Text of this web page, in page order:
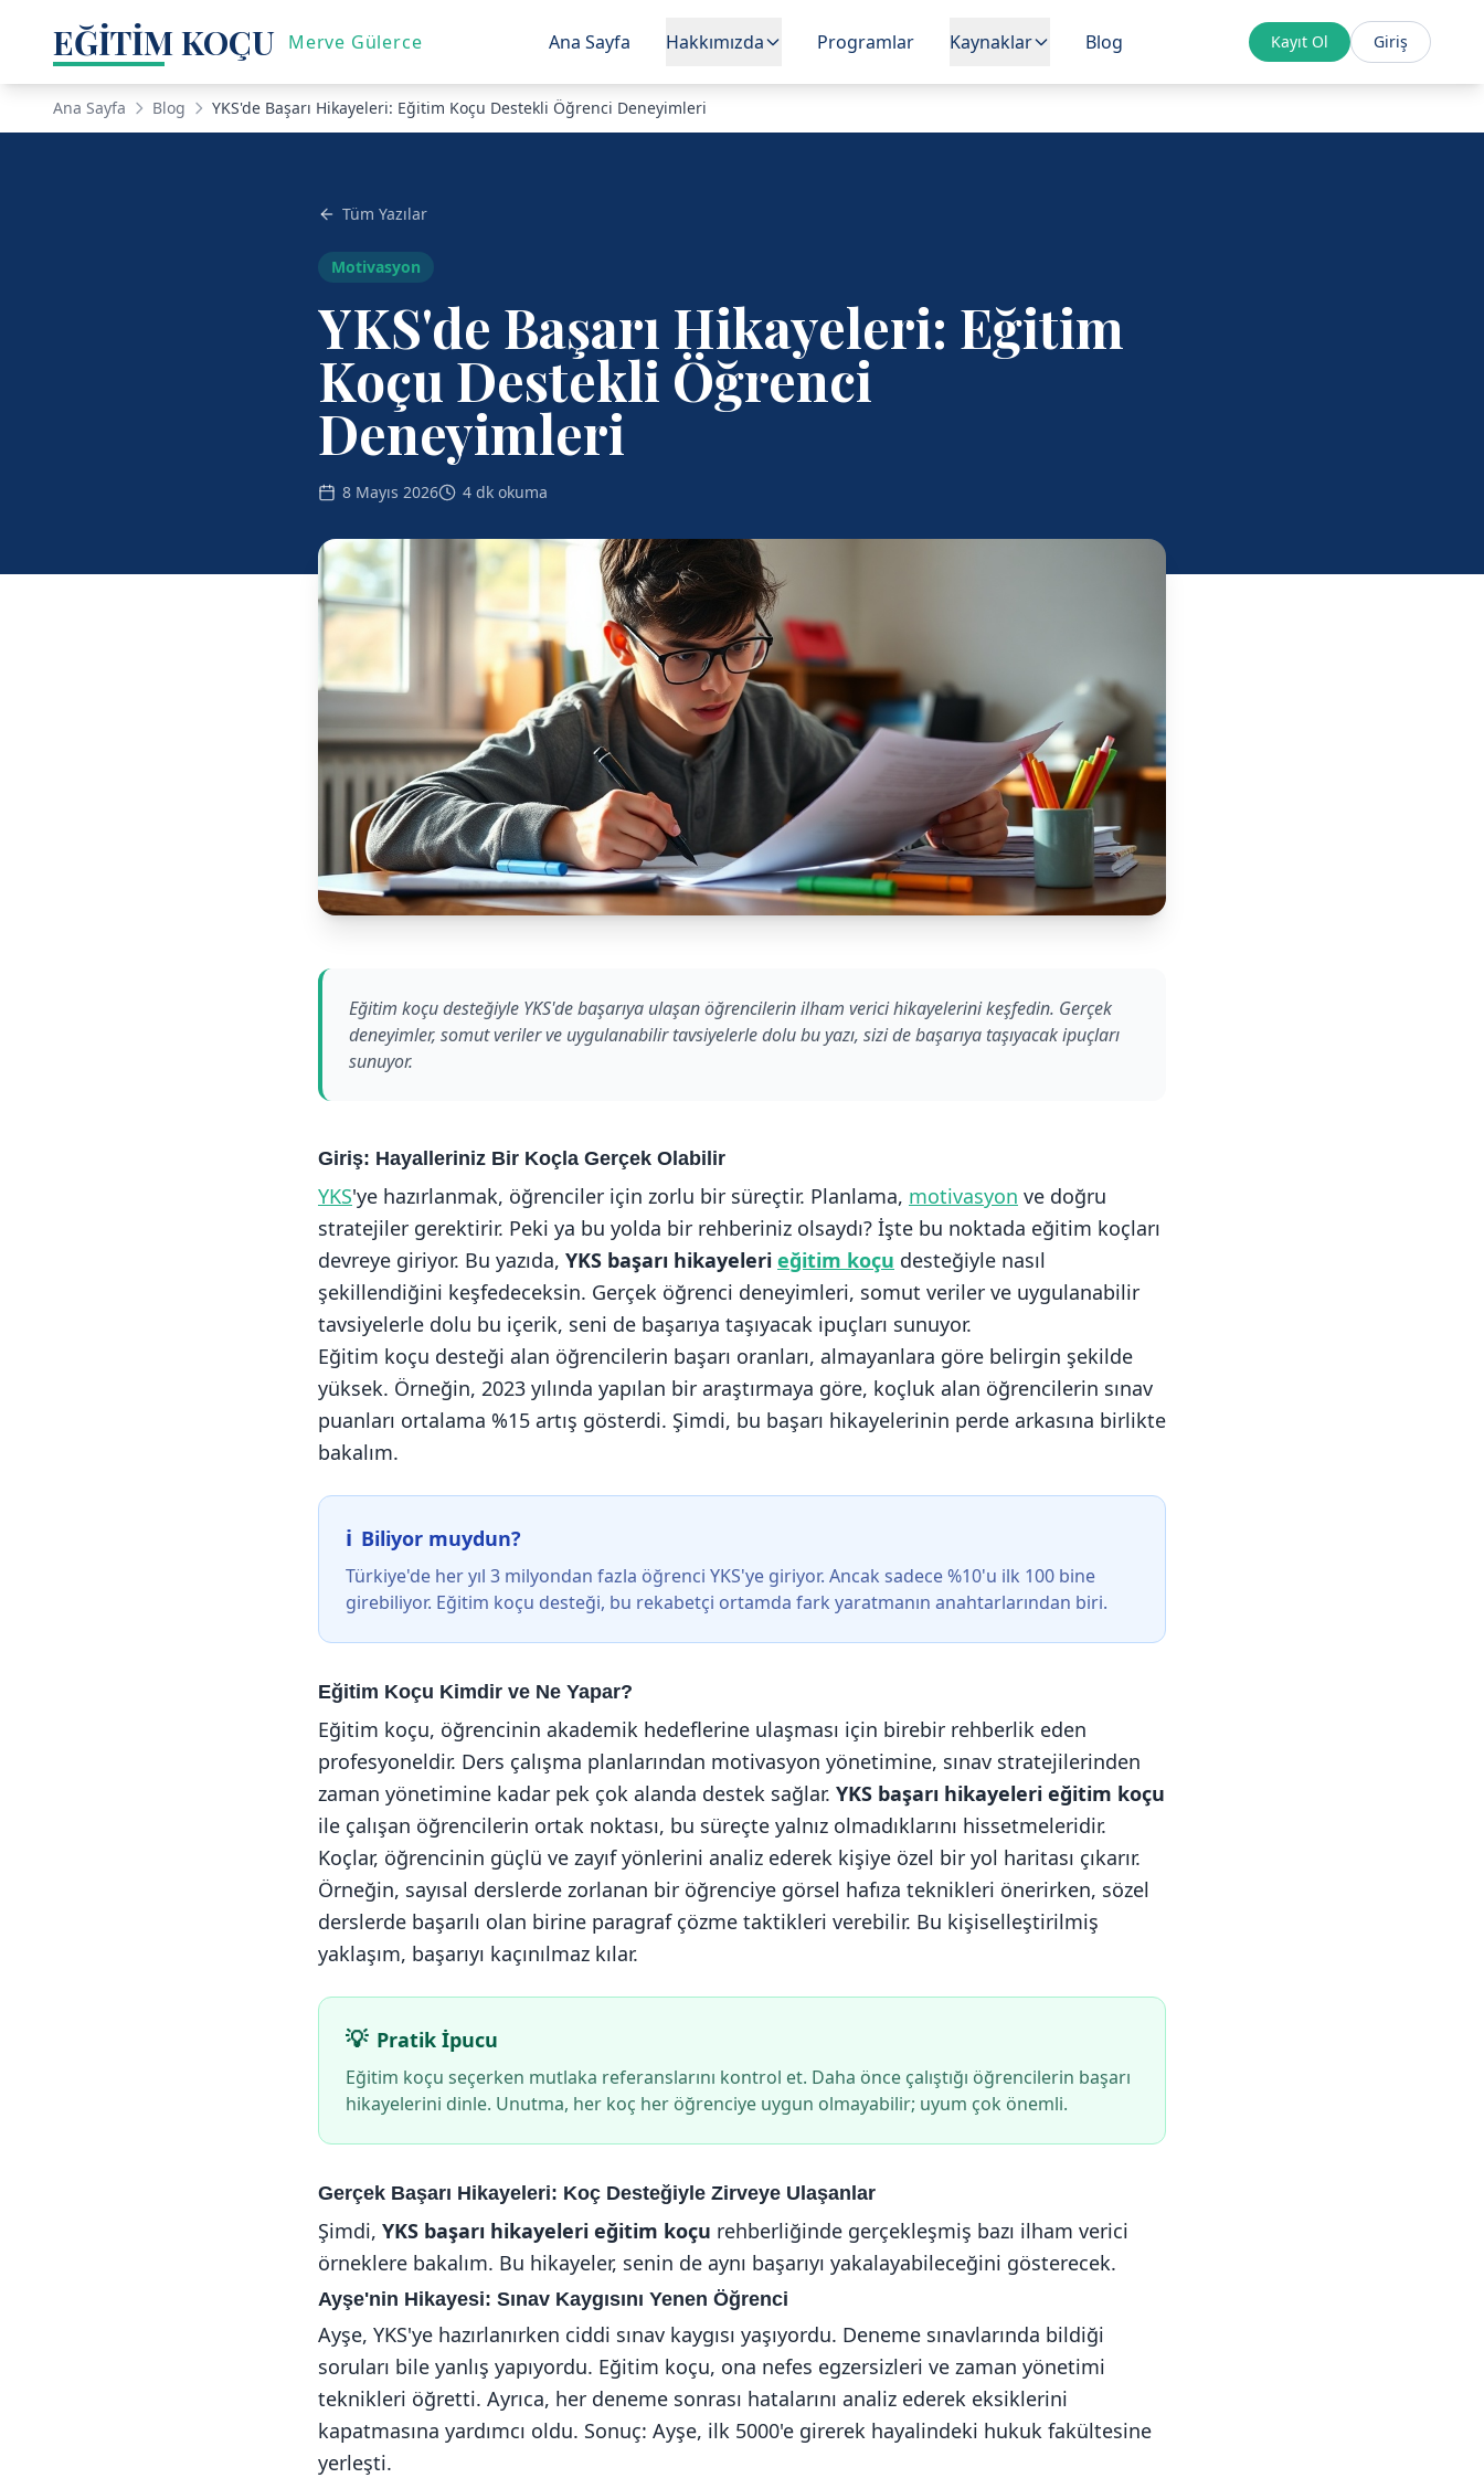
EĞİTİM KOÇU Merve Gülerce Ana Sayfa Hakkımızda Programlar Kaynaklar Blog Kayıt Ol Giriş
Ana Sayfa Blog YKS'de Başarı Hikayeleri: Eğitim Koçu Destekli Öğrenci Deneyimleri
Tüm Yazılar
Motivasyon
YKS'de Başarı Hikayeleri: Eğitim
Koçu Destekli Öğrenci
Deneyimleri
8 Mayıs 2026 4 dk okuma
Eğitim koçu desteğiyle YKS'de başarıya ulaşan öğrencilerin ilham verici hikayelerini keşfedin. Gerçek
deneyimler, somut veriler ve uygulanabilir tavsiyelerle dolu bu yazı, sizi de başarıya taşıyacak ipuçları
sunuyor.
Giriş: Hayalleriniz Bir Koçla Gerçek Olabilir
YKS'ye hazırlanmak, öğrenciler için zorlu bir süreçtir. Planlama, motivasyon ve doğru
stratejiler gerektirir. Peki ya bu yolda bir rehberiniz olsaydı? İşte bu noktada eğitim koçları
devreye giriyor. Bu yazıda, YKS başarı hikayeleri eğitim koçu desteğiyle nasıl
şekillendiğini keşfedeceksin. Gerçek öğrenci deneyimleri, somut veriler ve uygulanabilir
tavsiyelerle dolu bu içerik, seni de başarıya taşıyacak ipuçları sunuyor.
Eğitim koçu desteği alan öğrencilerin başarı oranları, almayanlara göre belirgin şekilde
yüksek. Örneğin, 2023 yılında yapılan bir araştırmaya göre, koçluk alan öğrencilerin sınav
puanları ortalama %15 artış gösterdi. Şimdi, bu başarı hikayelerinin perde arkasına birlikte
bakalım.
Biliyor muydun?
Türkiye'de her yıl 3 milyondan fazla öğrenci YKS'ye giriyor. Ancak sadece %10'u ilk 100 bine
girebiliyor. Eğitim koçu desteği, bu rekabetçi ortamda fark yaratmanın anahtarlarından biri.
Eğitim Koçu Kimdir ve Ne Yapar?
Eğitim koçu, öğrencinin akademik hedeflerine ulaşması için birebir rehberlik eden
profesyoneldir. Ders çalışma planlarından motivasyon yönetimine, sınav stratejilerinden
zaman yönetimine kadar pek çok alanda destek sağlar. YKS başarı hikayeleri eğitim koçu
ile çalışan öğrencilerin ortak noktası, bu süreçte yalnız olmadıklarını hissetmeleridir.
Koçlar, öğrencinin güçlü ve zayıf yönlerini analiz ederek kişiye özel bir yol haritası çıkarır.
Örneğin, sayısal derslerde zorlanan bir öğrenciye görsel hafıza teknikleri önerirken, sözel
derslerde başarılı olan birine paragraf çözme taktikleri verebilir. Bu kişiselleştirilmiş
yaklaşım, başarıyı kaçınılmaz kılar.
Pratik İpucu
Eğitim koçu seçerken mutlaka referanslarını kontrol et. Daha önce çalıştığı öğrencilerin başarı
hikayelerini dinle. Unutma, her koç her öğrenciye uygun olmayabilir; uyum çok önemli.
Gerçek Başarı Hikayeleri: Koç Desteğiyle Zirveye Ulaşanlar
Şimdi, YKS başarı hikayeleri eğitim koçu rehberliğinde gerçekleşmiş bazı ilham verici
örneklere bakalım. Bu hikayeler, senin de aynı başarıyı yakalayabileceğini gösterecek.
Ayşe'nin Hikayesi: Sınav Kaygısını Yenen Öğrenci
Ayşe, YKS'ye hazırlanırken ciddi sınav kaygısı yaşıyordu. Deneme sınavlarında bildiği
soruları bile yanlış yapıyordu. Eğitim koçu, ona nefes egzersizleri ve zaman yönetimi
teknikleri öğretti. Ayrıca, her deneme sonrası hatalarını analiz ederek eksiklerini
kapatmasına yardımcı oldu. Sonuç: Ayşe, ilk 5000'e girerek hayalindeki hukuk fakültesine
yerleşti.